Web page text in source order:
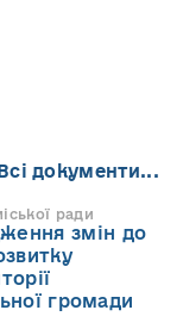
документи...
ради
змін до
громади